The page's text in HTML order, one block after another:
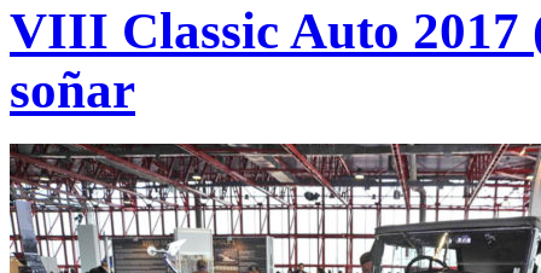
VIII Classic Auto 2017
soñar